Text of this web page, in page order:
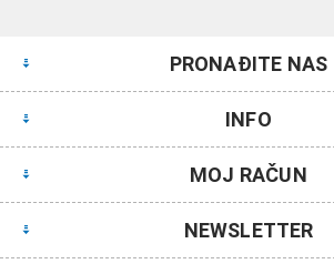
PRONAĐITE NAS
INFO
MOJ RAČUN
NEWSLETTER